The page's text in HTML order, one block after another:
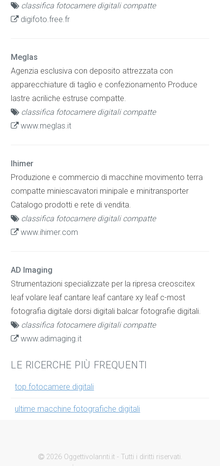
classifica fotocamere digitali compatte
digifoto.free.fr
Meglas
Agenzia esclusiva con deposito attrezzata con
apparecchiature di taglio e confezionamento Produce
lastre acriliche estruse compatte.
classifica fotocamere digitali compatte
www.meglas.it
Ihimer
Produzione e commercio di macchine movimento terra
compatte miniescavatori minipale e minitransporter
Catalogo prodotti e rete di vendita.
classifica fotocamere digitali compatte
www.ihimer.com
AD Imaging
Strumentazioni specializzate per la ripresa creoscitex
leaf volare leaf cantare leaf cantare xy leaf c-most
fotografia digitale dorsi digitali balcar fotografie digitali.
classifica fotocamere digitali compatte
www.adimaging.it
LE RICERCHE PIÙ FREQUENTI
top fotocamere digitali
ultime macchine fotografiche digitali
2026 Oggettivolannti.it - Tutti i diritti riservati.